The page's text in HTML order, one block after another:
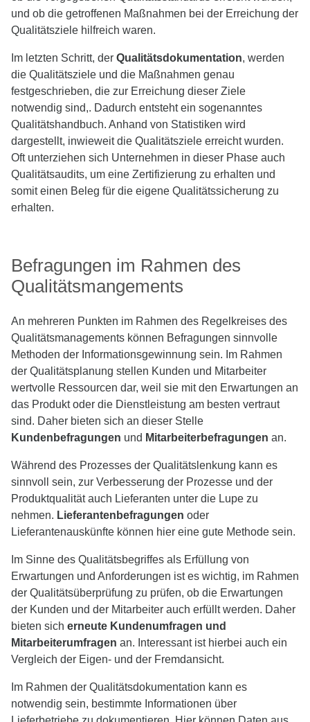
und ob die getroffenen Maßnahmen bei der Erreichung der
Qualitätsziele hilfreich waren.
Im letzten Schritt, der Qualitätsdokumentation, werden
die Qualitätsziele und die Maßnahmen genau
festgeschrieben, die zur Erreichung dieser Ziele
notwendig sind,. Dadurch entsteht ein sogenanntes
Qualitätshandbuch. Anhand von Statistiken wird
dargestellt, inwieweit die Qualitätsziele erreicht wurden.
Oft unterziehen sich Unternehmen in dieser Phase auch
Qualitätsaudits, um eine Zertifizierung zu erhalten und
somit einen Beleg für die eigene Qualitätssicherung zu
erhalten.
Befragungen im Rahmen des
Qualitätsmangements
An mehreren Punkten im Rahmen des Regelkreises des
Qualitätsmanagements können Befragungen sinnvolle
Methoden der Informationsgewinnung sein. Im Rahmen
der Qualitätsplanung stellen Kunden und Mitarbeiter
wertvolle Ressourcen dar, weil sie mit den Erwartungen an
das Produkt oder die Dienstleistung am besten vertraut
sind. Daher bieten sich an dieser Stelle
Kundenbefragungen und Mitarbeiterbefragungen an.
Während des Prozesses der Qualitätslenkung kann es
sinnvoll sein, zur Verbesserung der Prozesse und der
Produktqualität auch Lieferanten unter die Lupe zu
nehmen. Lieferantenbefragungen oder
Lieferantenauskünfte können hier eine gute Methode sein.
Im Sinne des Qualitätsbegriffes als Erfüllung von
Erwartungen und Anforderungen ist es wichtig, im Rahmen
der Qualitätsüberprüfung zu prüfen, ob die Erwartungen
der Kunden und der Mitarbeiter auch erfüllt werden. Daher
bieten sich erneute Kundenumfragen und
Mitarbeiterumfragen an. Interessant ist hierbei auch ein
Vergleich der Eigen- und der Fremdansicht.
Im Rahmen der Qualitätsdokumentation kann es
notwendig sein, bestimmte Informationen über